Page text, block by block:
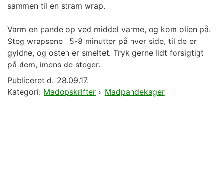
sammen til en stram wrap.
Varm en pande op ved middel varme, og kom olien på.
Steg wrapsene i 5-8 minutter på hver side, til de er
gyldne, og osten er smeltet. Tryk gerne lidt forsigtigt
på dem, imens de steger.
Publiceret d. 28.09.17.
Kategori: Madopskrifter › Madpandekager